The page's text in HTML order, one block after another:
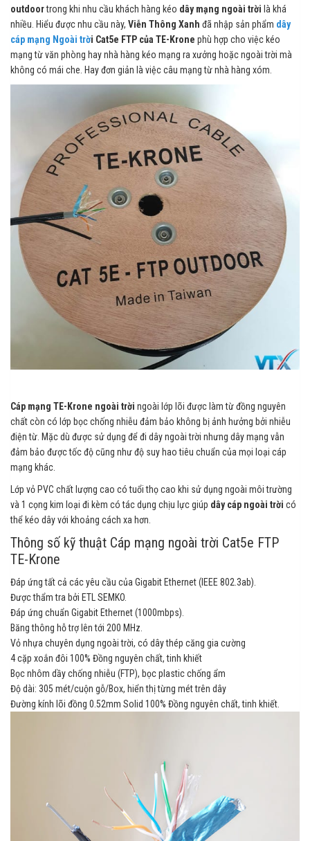
outdoortrong khi nhu cầu khách hàng kéo dây mạng ngoài trời là khá
nhiều. Hiểu được nhu cầu này, Viễn Thông Xanh đã nhập sản phẩm dây
cáp mạng Ngoài trời Cat5e FTP của TE-Krone phù hợp cho việc kéo
mạng từ văn phòng hay nhà hàng kéo mạng ra xưởng hoặc ngoài trời mà
không có mái che. Hay đơn giản là việc câu mạng từ nhà hàng xóm.
Cáp mạng TE-Krone ngoài trời ngoài lớp lõi được làm từ đồng nguyên
chất còn có lớp bọc chống nhiễu đảm bảo không bị ảnh hưởng bởi nhiễu
điện từ. Mặc dù được sử dụng để đi dây ngoài trời nhưng dây mạng vẫn
đảm bảo được tốc độ cũng như độ suy hao tiêu chuẩn của mọi loại cáp
mạng khác.
Lớp vỏ PVC chất lượng cao có tuổi thọ cao khi sử dụng ngoài môi trường
và 1 cọng kim loại đi kèm có tác dụng chịu lực giúp dây cáp ngoài trời có
thể kéo dây với khoảng cách xa hơn.
Thông số kỹ thuật Cáp mạng ngoài trời Cat5e FTP
TE-Krone
Đáp ứng tất cả các yêu cầu của Gigabit Ethernet (IEEE 802.3ab).
Được thẩm tra bởi ETL SEMKO.
Đáp ứng chuẩn Gigabit Ethernet (1000mbps).
Băng thông hỗ trợ lên tới 200 MHz.
Vỏ nhựa chuyên dụng ngoài trời, có dây thép căng gia cường
4 cặp xoắn đôi 100% Đồng nguyên chất, tinh khiết
Bọc nhôm dầy chống nhiễu (FTP), bọc plastic chống ẩm
Độ dài: 305 mét/cuộn gỗ/Box, hiển thị từng mét trên dây
Đường kính lõi đồng 0.52mm Solid 100% Đồng nguyên chất, tinh khiết.